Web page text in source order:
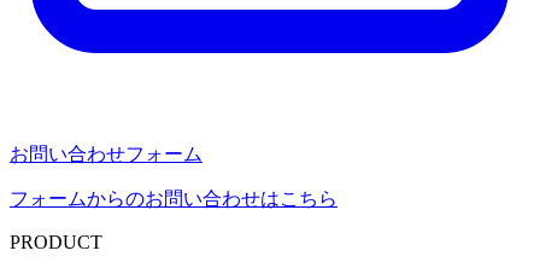
お問い合わせフォーム
フォームからのお問い合わせはこちら
PRODUCT